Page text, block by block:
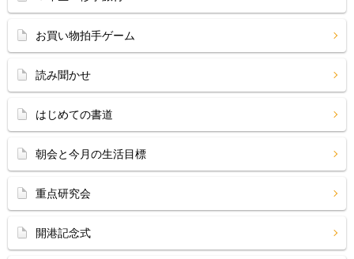
お買い物拍手ゲーム
読み聞かせ
はじめての書道
朝会と今月の生活目標
重点研究会
開港記念式